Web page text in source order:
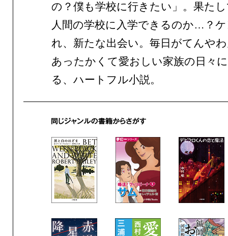
の？僕も学校に行きたい」。果た
人間の学校に入学できるのか…？
れ、新たな出会い。毎日がてんや
あったかくて愛おしい家族の日々
る、ハートフル小説。